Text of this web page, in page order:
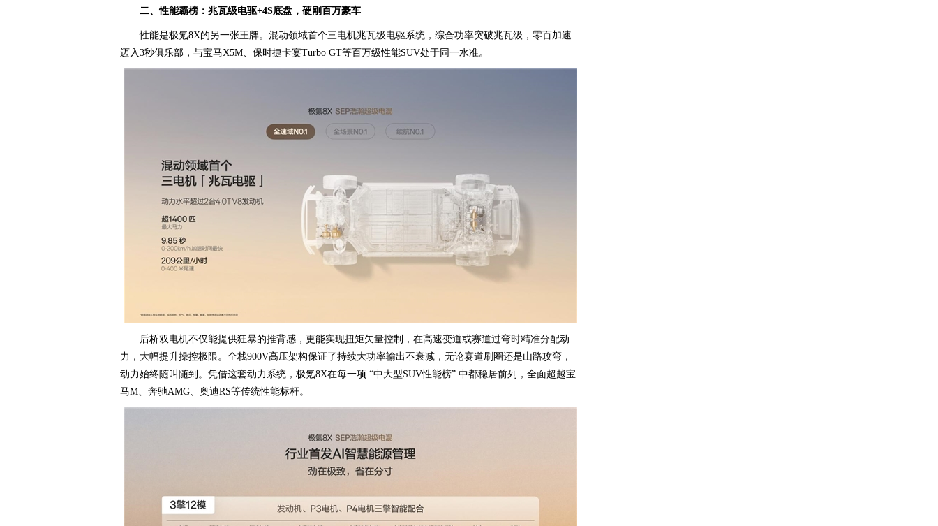
二、性能霸榜：兆瓦级电驱+4S底盘，硬刚百万豪车
性能是极氪8X的另一张王牌。混动领域首个三电机兆瓦级电驱系统，综合功率突破兆瓦级，零百加速
迈入3秒俱乐部，与宝马X5M、保时捷卡宴Turbo GT等百万级性能SUV处于同一水准。
后桥双电机不仅能提供狂暴的推背感，更能实现扭矩矢量控制，在高速变道或赛道过弯时精准分配动
力，大幅提升操控极限。全栈900V高压架构保证了持续大功率输出不衰减，无论赛道刷圈还是山路攻弯，
动力始终随叫随到。凭借这套动力系统，极氪8X在每一项 “中大型SUV性能榜” 中都稳居前列，全面超越宝
马M、奔驰AMG、奥迪RS等传统性能标杆。